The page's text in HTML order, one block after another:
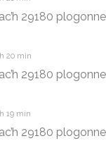
29180
20 min
29180
19 min
29180